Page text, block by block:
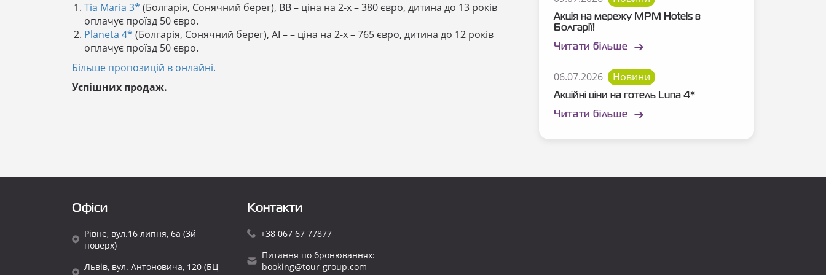
Tia Maria 3* (Болгарія, Сонячний берег), ВВ – ціна на 2-х – 380 євро, дитина до 13 років
оплачує проїзд 50 євро.
Planeta 4* (Болгарія, Сонячний берег), АІ – – ціна на 2-х – 765 євро, дитина до 12 років
оплачує проїзд 50 євро.
Більше пропозицій в онлайні.
Успішних продаж.
Акція на мережу MPM Hotels в
Болгарії!
Читати більше
06.07.2026 Новини
Акційні ціни на готель Luna 4*
Читати більше
Офіси
Рівне, вул.16 липня, 6а (3й
поверх)
Львів, вул. Антоновича, 120 (БЦ
Контакти
+38 067 67 77877
Питання по бронюваннях:
booking@tour-group.com